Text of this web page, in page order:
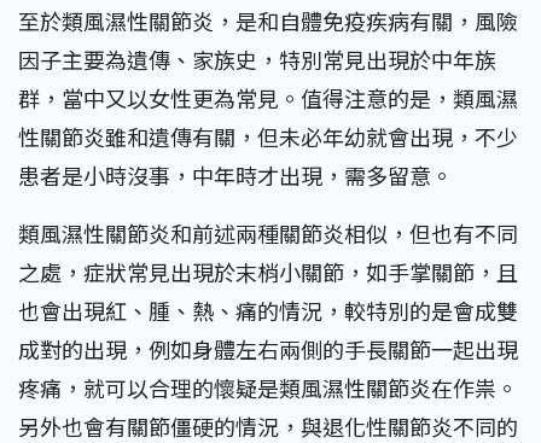
至於類風濕性關節炎，是和自體免疫疾病有關，風險
因子主要為遺傳、家族史，特別常見出現於中年族
群，當中又以女性更為常見。值得注意的是，類風濕
性關節炎雖和遺傳有關，但未必年幼就會出現，不少
患者是小時沒事，中年時才出現，需多留意。
類風濕性關節炎和前述兩種關節炎相似，但也有不同
之處，症狀常見出現於末梢小關節，如手掌關節，且
也會出現紅、腫、熱、痛的情況，較特別的是會成雙
成對的出現，例如身體左右兩側的手長關節一起出現
疼痛，就可以合理的懷疑是類風濕性關節炎在作祟。
另外也會有關節僵硬的情況，與退化性關節炎不同的